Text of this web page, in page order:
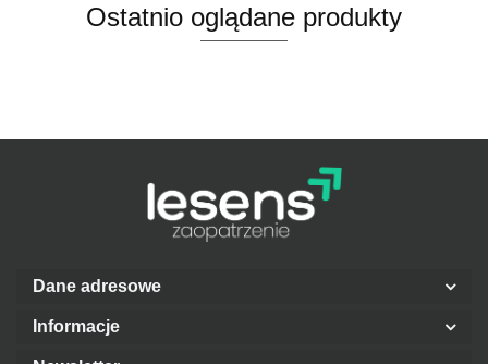
Ostatnio oglądane produkty
Dane adresowe
Informacje